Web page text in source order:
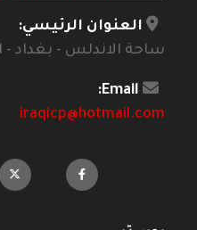
العنوان الرئيسي:
ساحة الاندلس - بغداد -
Email:
iraqicp@hotmail.com